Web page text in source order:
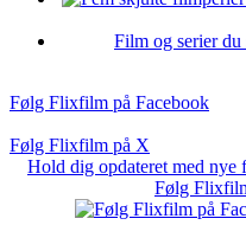
Film og serier
Følg Flixfilm på Facebook
Følg Flixfilm på X
Hold dig opdateret med
Følg